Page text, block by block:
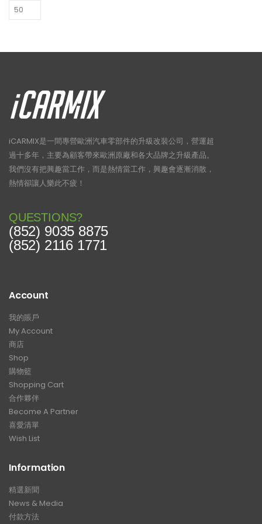
iCARMIX是一間專營歐洲汽車零部件的升級改裝公司，營運超
過十多年，主要為顧客帶來歐洲原廠和各大品牌之升級產品。
我們沒有把興趣當工作，而是熱情當工作，興趣會逐漸消散，
熱情卻讓人樂此不疲！
QUESTIONS?
(852) 9035 8875
(852) 2116 1771
Account
我的賬戶
My Account
商店
Shop
購物籃
Shopping Cart
合作夥伴
Become A Partner
喜愛清單
Wish List
Information
精選新聞
News & Media
付款方法